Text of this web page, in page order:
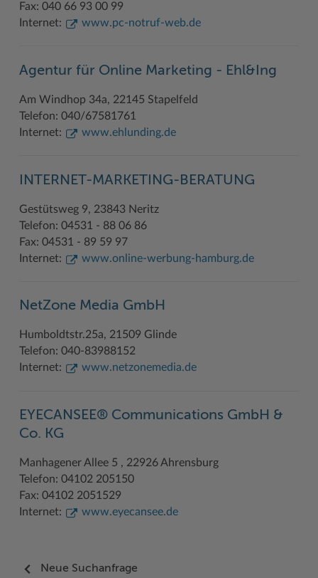
Fax: 040 66 93 00 99
Internet:
www.pc-notruf-web.de
Agentur für Online Marketing - Ehl&Ing
Am Windhop 34a, 22145 Stapelfeld
Telefon: 040/67581761
Internet:
www.ehlunding.de
INTERNET-MARKETING-BERATUNG
Gestütsweg 9, 23843 Neritz
Telefon: 04531 - 88 06 86
Fax: 04531 - 89 59 97
Internet:
www.online-werbung-hamburg.de
NetZone Media GmbH
Humboldtstr.25a, 21509 Glinde
Telefon: 040-83988152
Internet:
www.netzonemedia.de
EYECANSEE® Communications GmbH &
Co. KG
Manhagener Allee 5 , 22926 Ahrensburg
Telefon: 04102 205150
Fax: 04102 2051529
Internet:
www.eyecansee.de
Neue Suchanfrage